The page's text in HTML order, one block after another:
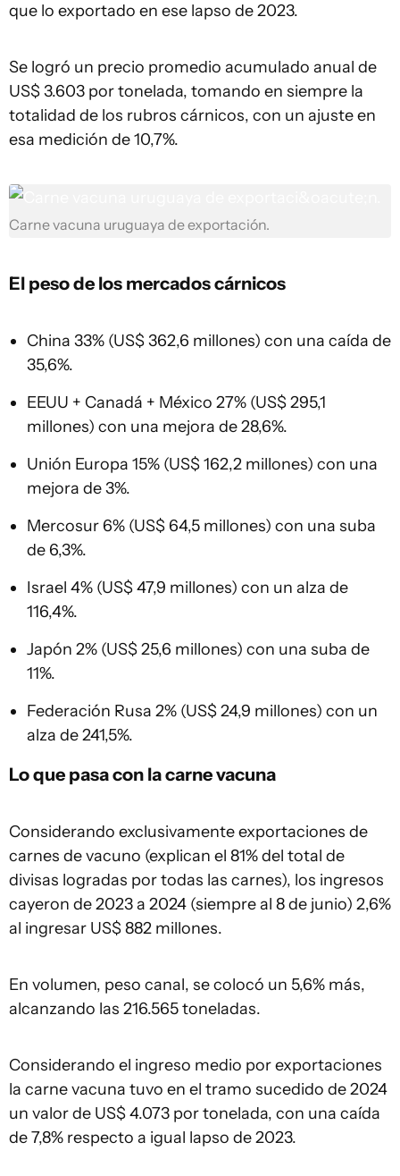
que lo exportado en ese lapso de 2023.
Se logró un precio promedio acumulado anual de
US$ 3.603 por tonelada, tomando en siempre la
totalidad de los rubros cárnicos, con un ajuste en
esa medición de 10,7%.
Carne vacuna uruguaya de exportación.
El peso de los mercados cárnicos
China 33% (US$ 362,6 millones) con una caída de
35,6%.
EEUU + Canadá + México 27% (US$ 295,1
millones) con una mejora de 28,6%.
Unión Europa 15% (US$ 162,2 millones) con una
mejora de 3%.
Mercosur 6% (US$ 64,5 millones) con una suba
de 6,3%.
Israel 4% (US$ 47,9 millones) con un alza de
116,4%.
Japón 2% (US$ 25,6 millones) con una suba de
11%.
Federación Rusa 2% (US$ 24,9 millones) con un
alza de 241,5%.
Lo que pasa con la carne vacuna
Considerando exclusivamente exportaciones de
carnes de vacuno (explican el 81% del total de
divisas logradas por todas las carnes), los ingresos
cayeron de 2023 a 2024 (siempre al 8 de junio) 2,6%
al ingresar US$ 882 millones.
En volumen, peso canal, se colocó un 5,6% más,
alcanzando las 216.565 toneladas.
Considerando el ingreso medio por exportaciones
la carne vacuna tuvo en el tramo sucedido de 2024
un valor de US$ 4.073 por tonelada, con una caída
de 7,8% respecto a igual lapso de 2023.